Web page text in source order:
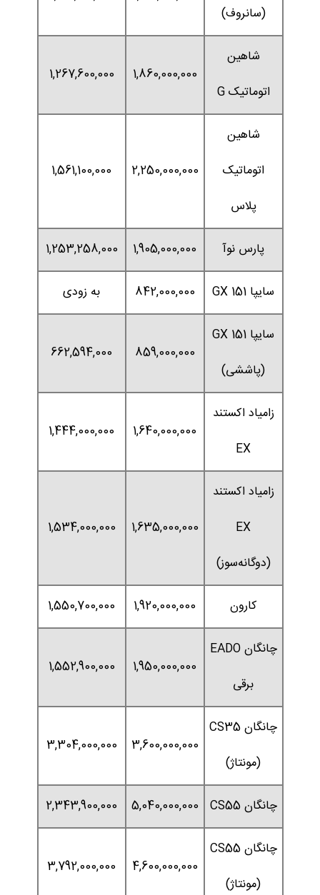
(سانروف)
شاهین
اتوماتیک G
1,860,000,000
1,267,600,000
شاهین
اتوماتیک
پلاس
2,250,000,000
1,561,100,000
پارس نوآ 1,905,000,000
1,253,258,000
سایپا 151 GX 842,000,000 به زودی
سایپا 151 GX
(پاششی)
859,000,000
662,594,000
زامیاد اکستند
EX
1,640,000,000
1,444,000,000
زامیاد اکستند
EX
(دوگانه‌سوز)
1,635,000,000
1,534,000,000
کارون 1,920,000,000
1,550,700,000
چانگان EADO
برقی
1,950,000,000
1,552,900,000
چانگان CS35
(مونتاژ)
3,600,000,000
3,304,000,000
چانگان CS55 5,040,000,000
2,343,900,000
چانگان CS55
(مونتاژ)
4,600,000,000
3,792,000,000